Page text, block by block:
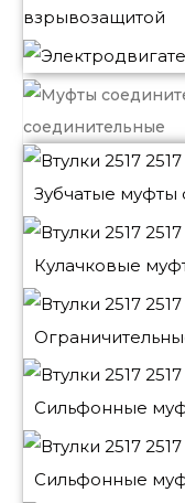
взрывозащитой
соединительные
Зубчатые муфты
Кулачковые
Сильфонные
Сильфонные